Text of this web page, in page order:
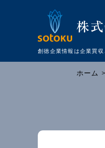
創徳企業情報は企業買
ホーム